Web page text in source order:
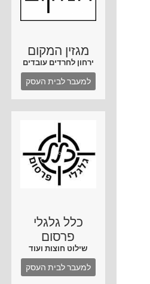
מגזין המקום
ירחון לחרדים עובדים
למעבר לבית העסק
כלל גלגלי
פרסום
שילוט חוצות ועוד
למעבר לבית העסק